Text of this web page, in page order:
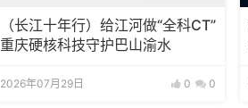
（长江十年行）给江河做“全科CT”
重庆硬核科技守护巴山渝水
2026年07月29日 0 0